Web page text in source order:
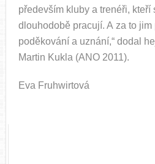
především kluby a trenéři, kteří
dlouhodobě pracují. A za to jim
poděkování a uznání,“ dodal
Martin Kukla (ANO 2011).
Eva Fruhwirtová